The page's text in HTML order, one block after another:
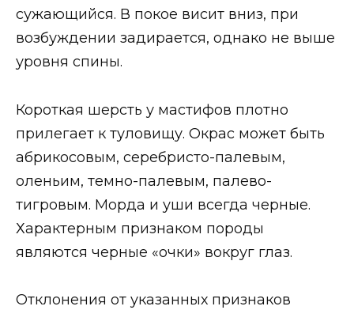
сужающийся. В покое висит вниз, при
возбуждении задирается, однако не выше
уровня спины.
Короткая шерсть у мастифов плотно
прилегает к туловищу. Окрас может быть
абрикосовым, серебристо-палевым,
оленьим, темно-палевым, палево-
тигровым. Морда и уши всегда черные.
Характерным признаком породы
являются черные «очки» вокруг глаз.
Отклонения от указанных признаков